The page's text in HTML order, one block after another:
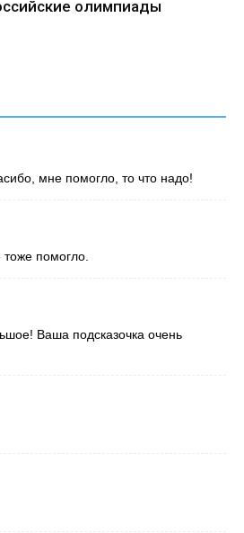
олимпиады
мне помогло, то что надо!
помогло.
Ваша подсказочка очень